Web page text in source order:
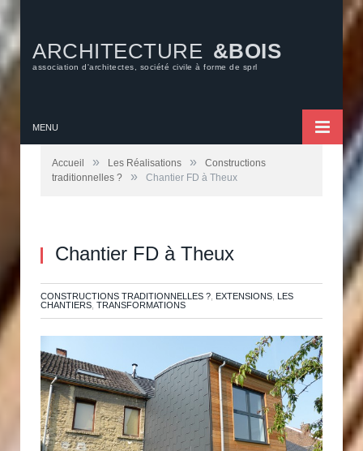
ARCHITECTURE &BOIS
association d'architectes, société civile à forme de sprl
MENU
Accueil » Les Réalisations »
Constructions
traditionnelles ?
» Chantier FD à Theux
Chantier FD à Theux
CONSTRUCTIONS TRADITIONNELLES ? EXTENSIONS LES
CHANTIERS TRANSFORMATIONS